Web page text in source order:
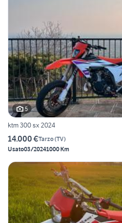
5
ktm 300 sx 2024
14.000 €Tarzo(TV)
Usato03/20241000 Km